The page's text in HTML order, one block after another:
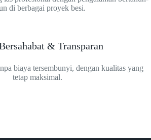
di berbagai proyek besi.
& Transparan
biaya tersembunyi, dengan kualitas yang
tetap maksimal.